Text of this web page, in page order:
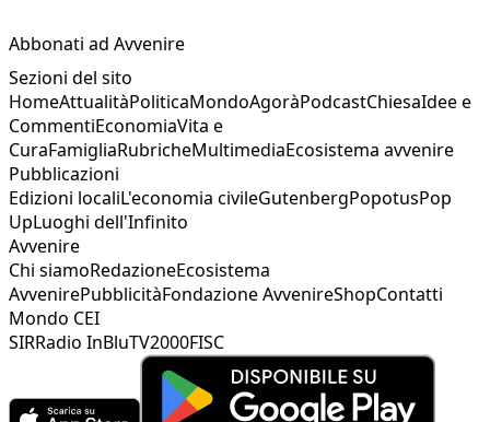
Abbonati ad Avvenire
Sezioni del sito
HomeAttualitàPoliticaMondoAgoràPodcastChiesaIdee e
CommentiEconomiaVita e
CuraFamigliaRubricheMultimediaEcosistema avvenire
Pubblicazioni
Edizioni localiL'economia civileGutenbergPopotusPop
UpLuoghi dell'Infinito
Avvenire
Chi siamoRedazioneEcosistema
AvvenirePubblicitàFondazione AvvenireShopContatti
Mondo CEI
SIRRadio InBluTV2000FISC